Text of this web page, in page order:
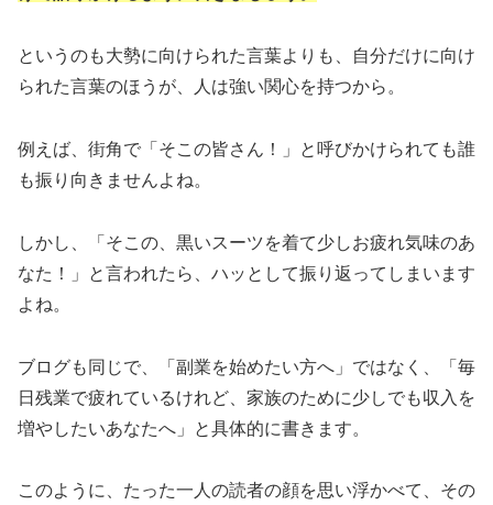
というのも大勢に向けられた言葉よりも、自分だけに向け
られた言葉のほうが、人は強い関心を持つから。
例えば、街角で「そこの皆さん！」と呼びかけられても誰
も振り向きませんよね。
しかし、「そこの、黒いスーツを着て少しお疲れ気味のあ
なた！」と言われたら、ハッとして振り返ってしまいます
よね。
ブログも同じで、「副業を始めたい方へ」ではなく、「毎
日残業で疲れているけれど、家族のために少しでも収入を
増やしたいあなたへ」と具体的に書きます。
このように、たった一人の読者の顔を思い浮かべて、その